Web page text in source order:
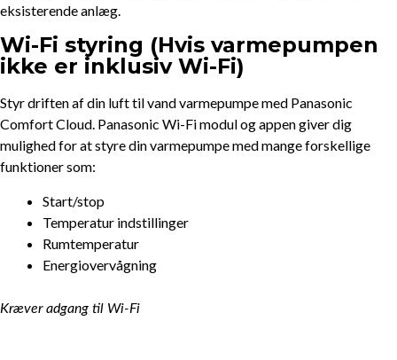
eksisterende anlæg.
Wi-Fi styring (Hvis varmepumpen
ikke er inklusiv Wi-Fi)
Styr driften af din luft til vand varmepumpe med Panasonic
Comfort Cloud. Panasonic Wi-Fi modul og appen giver dig
mulighed for at styre din varmepumpe med mange forskellige
funktioner som:
Start/stop
Temperatur indstillinger
Rumtemperatur
Energiovervågning
Kræver adgang til Wi-Fi